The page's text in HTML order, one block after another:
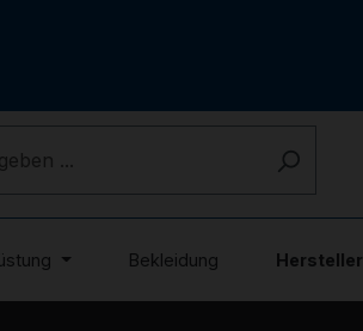
Bekleidung Hersteller